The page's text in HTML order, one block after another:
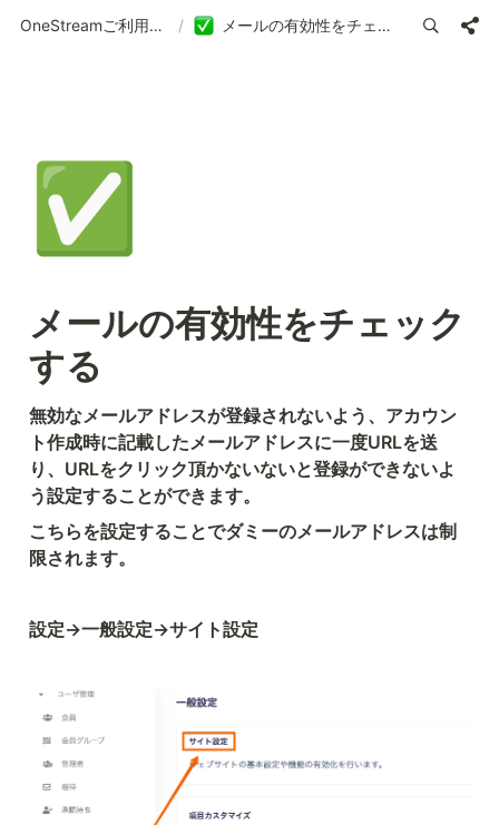
OneStreamご利用ガイド | 使い方の案内 / メールの有効性をチェックする
✅
メールの有効性をチェック
する
無効なメールアドレスが登録されないよう、アカウン
ト作成時に記載したメールアドレスに一度URLを送
り、URLをクリック頂かないないと登録ができないよ
う設定することができます。
こちらを設定することでダミーのメールアドレスは制
限されます。
設定→一般設定→サイト設定